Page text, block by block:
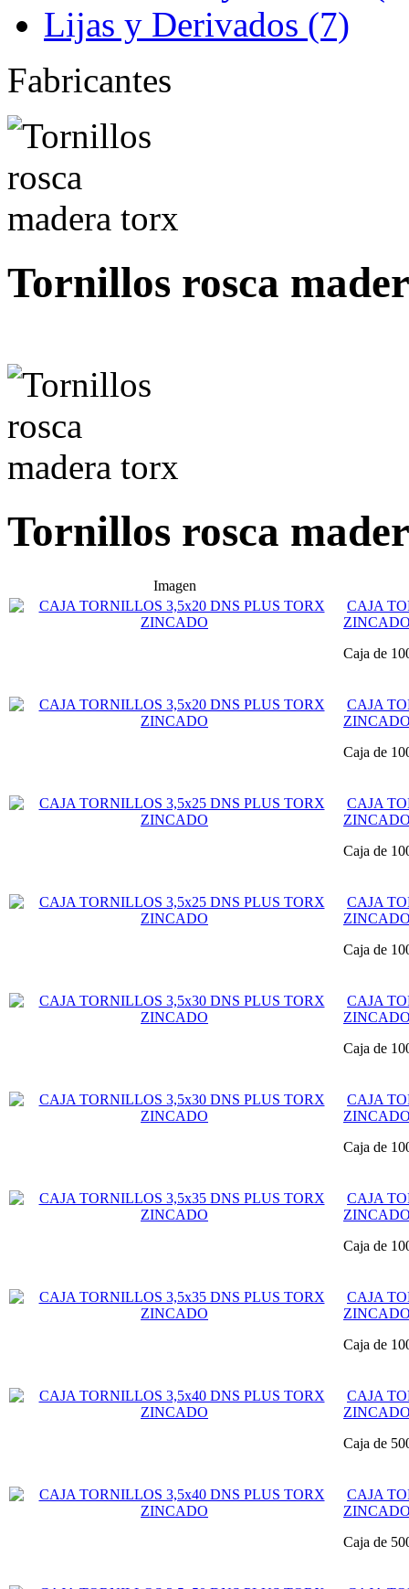
Lijas y Derivados (7)
Fabricantes
Tornillos rosca
Tornillos rosca
Imagen
CAJA
Caja de
CAJA
Caja de
CAJA
Caja de
CAJA
Caja de
CAJA
Caja de
CAJA
Caja de
CAJA
Caja de
CAJA
Caja de
CAJA
Caja de
CAJA
Caja de